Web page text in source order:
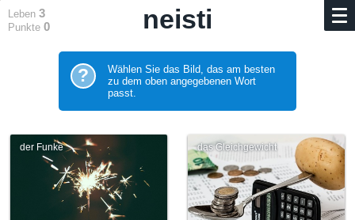
Leben 3
Punkte 0 neisti
?
Wählen Sie das Bild, das am besten
zu dem oben angegebenen Wort
passt.
der Funke das Gleichgewicht